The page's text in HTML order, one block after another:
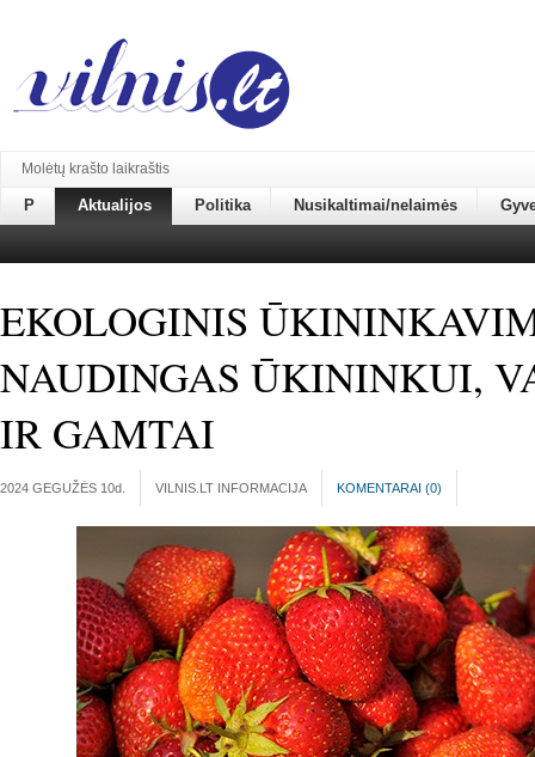
Molėtų krašto laikraštis
P Aktualijos Politika Nusikaltimai/nelaimės
EKOLOGINIS
NAUDINGAS ŪKININKUI,
IR GAMTAI
2024 GEGUŽĖS 10d. VILNIS.LT INFORMACIJA KOMENTARAI (0)